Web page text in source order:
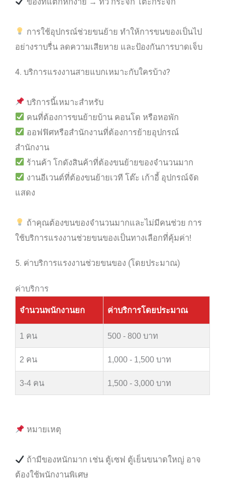
การใช้อุปกรณ์ช่วยขนย้าย ทำให้การขนของเป็นไป
อย่างราบรื่น ลดความเสียหาย และป้องกันการบาดเจ็บ
4. บริการแรงงานสายแบกเหมาะกับใครบ้าง?
บริการนี้เหมาะสำหรับ
คนที่ต้องการขนย้ายบ้าน คอนโด หรือหอพัก
ออฟฟิศหรือสำนักงานที่ต้องการย้ายอุปกรณ์
สำนักงาน
ร้านค้า โกดังสินค้าที่ต้องขนย้ายของจำนวนมาก
งานอีเวนต์ที่ต้องขนย้ายเวที โต๊ะ เก้าอี้ อุปกรณ์จัด
แสดง
ถ้าคุณต้องขนของจำนวนมากและไม่มีคนช่วย การ
ใช้บริการแรงงานช่วยขนของเป็นทางเลือกที่คุ้มค่า!
5. ค่าบริการแรงงานช่วยขนของ (โดยประมาณ)
ค่าบริการ
จำนวนพนักงานยก ค่าบริการโดยประมาณ
1 คน 500 - 800 บาท
2 คน 1,000 - 1,500 บาท
3-4 คน 1,500 - 3,000 บาท
หมายเหตุ
ถ้ามีของหนักมาก เช่น ตู้เซฟ ตู้เย็นขนาดใหญ่ อาจ
ต้องใช้พนักงานพิเศษ